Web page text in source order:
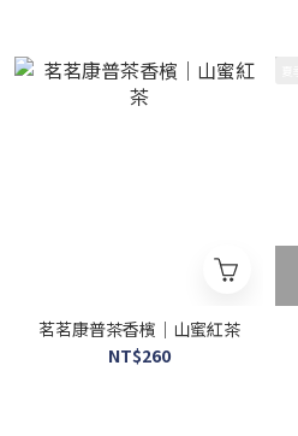
茗茗康普茶香檳｜山蜜紅茶
NT$260